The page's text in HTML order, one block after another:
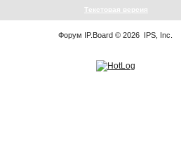
Текстовая версия
Форум IP.Board © 2026 IPS, Inc